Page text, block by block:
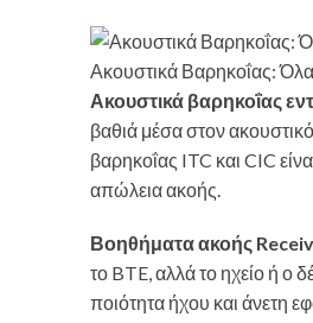
Ακουστικά Βαρηκοΐας:
Ακουστικά βαρηκοΐας
βαθιά μέσα στον
βαρηκοΐας ITC και CIC
απώλεια ακοής.
Βοηθήματα ακοής
το BTE, αλλά το ηχείο ή ο
ποιότητα ήχου και άνετη